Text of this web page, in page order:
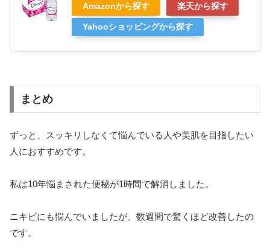
Amazonから探す 楽天から探す
Yahooショッピングから探す
まとめ
ずっと、スッキリしなくて悩んでいる人や美肌を目指したい
人におすすめです。
私は10年悩まされた便秘が1時間で解消しました。
ニキビにも悩んでいましたが、数週間で驚くほど改善したの
です。